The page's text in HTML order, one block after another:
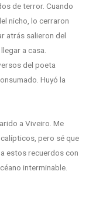
de terror. Cuando
nicho, lo cerraron
atrás salieron del
a casa.
del poeta
Huyó la
a Viveiro. Me
pero sé que
estos recuerdos con
interminable.